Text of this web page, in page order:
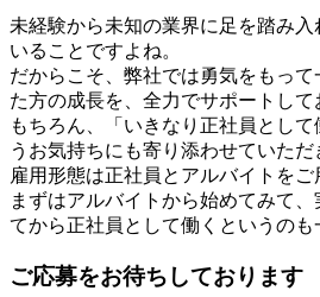
未経験から未知の業界に足を踏み
いることですよね。
だからこそ、弊社では勇気をもっ
た方の成長を、全力でサポートして
もちろん、「いきなり正社員とし
うお気持ちにも寄り添わせていただ
雇用形態は正社員とアルバイトをご
まずはアルバイトから始めてみて
てから正社員として働くというのも
ご応募をお待ちしております